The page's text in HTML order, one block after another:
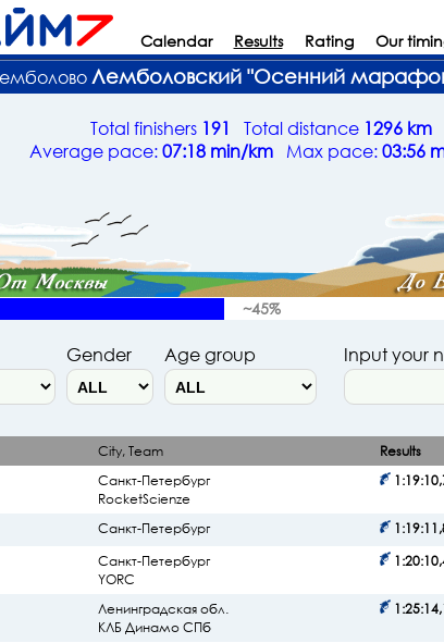
Calendar Results Rating Our
Лемболовский "Осенний
Total finishers 191 Total distance 1296 km
Average pace:07:18 min/km Max pace:03:56
~45%
Gender Age group Input your
City, Team Results
Санкт-Петербург
RocketScienze
Санкт-Петербург
Санкт-Петербург
YORC
Ленинградская обл.
КЛБ Динамо СПб